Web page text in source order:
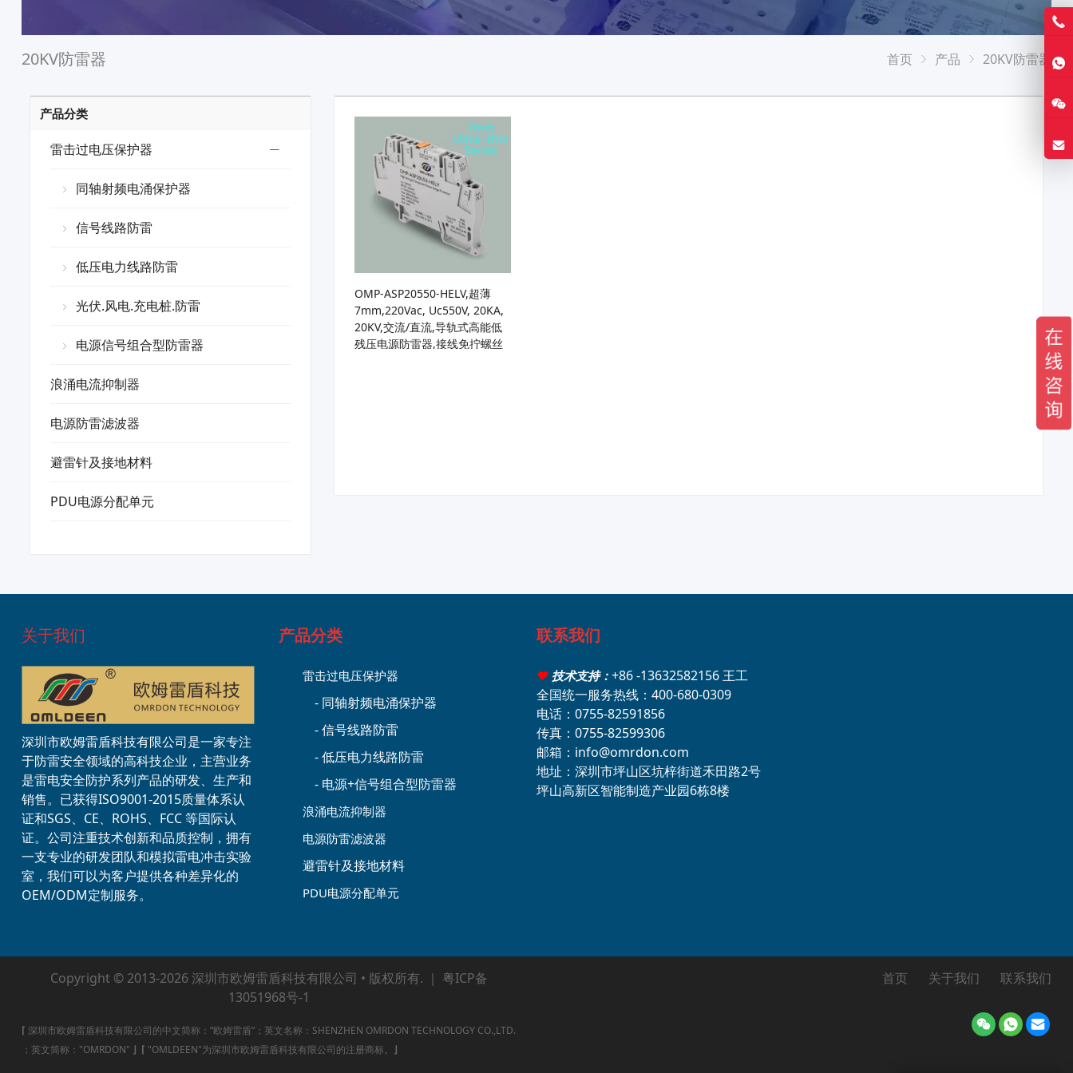
20KV防雷器 首页 产品 20KV防雷器
OMP-ASP20550-HELV,超薄
7mm,220Vac, Uc550V, 20KA,
20KV,交流/直流,导轨式高能低
残压电源防雷器,接线免拧螺丝
产品分类
雷击过电压保护器
同轴射频电涌保护器
信号线路防雷
低压电力线路防雷
光伏.风电.充电桩.防雷
电源信号组合型防雷器
浪涌电流抑制器
电源防雷滤波器
避雷针及接地材料
PDU电源分配单元
关于我们
深圳市欧姆雷盾科技有限公司是一家专注
于防雷安全领域的高科技企业，主营业务
是雷电安全防护系列产品的研发、生产和
销售。已获得ISO9001-2015质量体系认
证和SGS、CE、ROHS、FCC 等国际认
证。公司注重技术创新和品质控制，拥有
一支专业的研发团队和模拟雷电冲击实验
室，我们可以为客户提供各种差异化的
OEM/ODM定制服务。
产品分类
雷击过电压保护器
- 同轴射频电涌保护器
- 信号线路防雷
- 低压电力线路防雷
- 电源+信号组合型防雷器
浪涌电流抑制器
电源防雷滤波器
避雷针及接地材料
PDU电源分配单元
联系我们
♥技术支持： +86 -13632582156 王工
全国统一服务热线：400-680-0309
电话：0755-82591856
传真：0755-82599306
邮箱：info@omrdon.com
地址：深圳市坪山区坑梓街道禾田路2号
坪山高新区智能制造产业园6栋8楼
Copyright © 2013-2026 深圳市欧姆雷盾科技有限公司 • 版权所有. ｜ 粤ICP备
13051968号-1
⌈ 深圳市欧姆雷盾科技有限公司的中文简称：“欧姆雷盾”；英文名称：SHENZHEN OMRDON TECHNOLOGY CO.,LTD.
；英文简称："OMRDON" ⌋ ⌈ "OMLDEEN"为深圳市欧姆雷盾科技有限公司的注册商标。 ⌋
首页 关于我们 联系我们